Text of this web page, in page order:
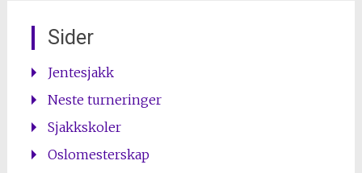
Sider
Jentesjakk
Neste turneringer
Sjakkskoler
Oslomesterskap